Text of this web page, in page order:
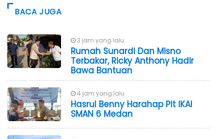
BACA JUGA
3 jam yang lalu
Rumah Sunardi Dan Misno
Terbakar, Ricky Anthony Hadir
Bawa Bantuan
4 jam yang lalu
Hasrul Benny Harahap Plt IKAl
SMAN 6 Medan